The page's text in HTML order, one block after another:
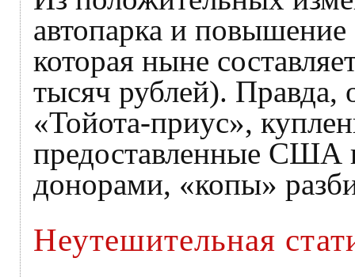
автопарка и повышение
которая ныне
тысяч рублей). Правда,
«Тойота-приус»,
предоставленные США
донорами, «копы»
Неутешительная